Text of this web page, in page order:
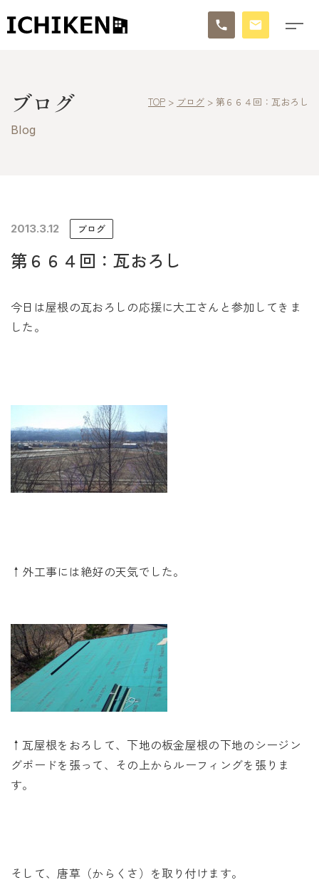
ブログ
イチケンの家づくり
モデルハウス
Tel. 0257-27-2157
ブログ
Blog
TOP > ブログ > 第６６４回：瓦おろし
2013.3.12 ブログ
第６６４回：瓦おろし
今日は屋根の瓦おろしの応援に大工さんと参加してきま
した。
↑外工事には絶好の天気でした。
↑瓦屋根をおろして、下地の板金屋根の下地のシージン
グボードを張って、その上からルーフィングを張りま
す。
そして、唐草（からくさ）を取り付けます。